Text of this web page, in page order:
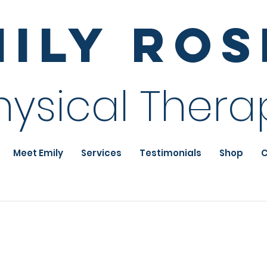
Meet Emily Services Testimonials Shop